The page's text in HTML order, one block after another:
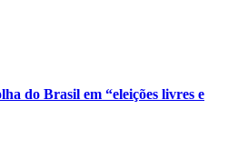
do Brasil em “eleições livres e